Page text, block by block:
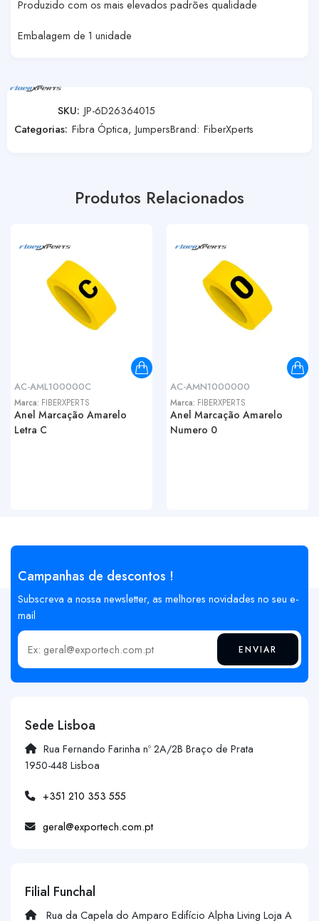
Produzido com os mais elevados padrões qualidade
Embalagem de 1 unidade
SKU: JP-6D26364015
Categorias: Fibra Óptica, JumpersBrand: FiberXperts
Produtos Relacionados
AC-AML100000C
Marca: FIBERXPERTS
Anel Marcação Amarelo
Letra C
AC-AMN1000000
Marca: FIBERXPERTS
Anel Marcação Amarelo
Numero 0
Campanhas de descontos !
Subscreva a nossa newsletter, as melhores novidades no seu e-
mail
Insira o seu email ENVIAR
Sede Lisboa
Rua Fernando Farinha nº 2A/2B Braço de Prata
1950-448 Lisboa
+351 210 353 555
geral@exportech.com.pt
Filial Funchal
Rua da Capela do Amparo Edifício Alpha Living Loja A